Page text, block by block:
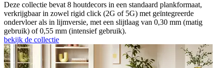
Deze collectie bevat 8 houtdecors in een standaard plankformaat,
verkrijgbaar in zowel rigid click (2G of 5G) met geïntegreerde
ondervloer als in lijmversie, met een slijtlaag van 0,30 mm (matig
gebruik) of 0,55 mm (intensief gebruik).
bekijk de collectie